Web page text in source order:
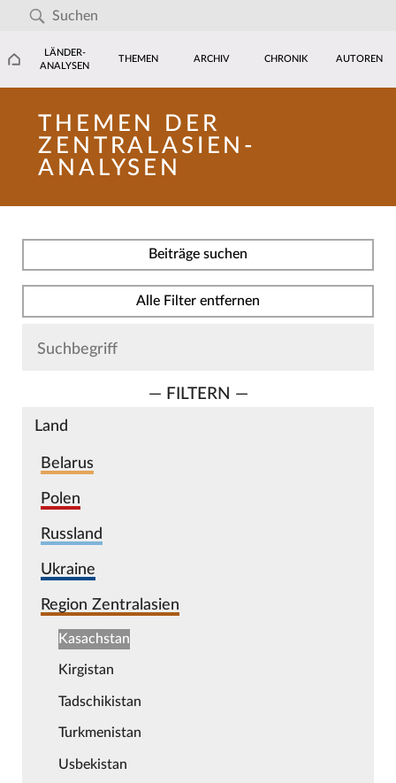
LÄNDER-
ANALYSEN
THEMEN ARCHIV CHRONIK AUTOREN
THEMEN DER
ZENTRALASIEN-
ANALYSEN
Beiträge suchen
Alle Filter entfernen
— FILTERN —
Land
Belarus
Polen
Russland
Ukraine
Region Zentralasien
Kasachstan
Kirgistan
Tadschikistan
Turkmenistan
Usbekistan